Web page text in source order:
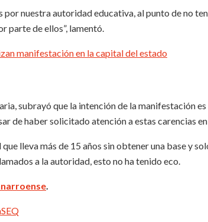
por nuestra autoridad educativa, al punto de no
parte de ellos”, lamentó.
subrayó que la intención de la
de haber solicitado atención a estas carencias
lleva más de 15 años sin obtener una base y
a la autoridad, esto no ha tenido eco.
.
SEQ